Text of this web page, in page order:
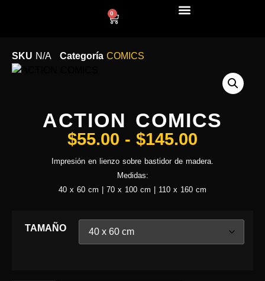
0
SKU N/A Categoría COMICS
ACTION COMICS
$55.00 - $145.00
Impresión en lienzo sobre bastidor de madera.
Medidas:
40 x 60 cm | 70 x 100 cm | 110 x 160 cm
TAMAÑO